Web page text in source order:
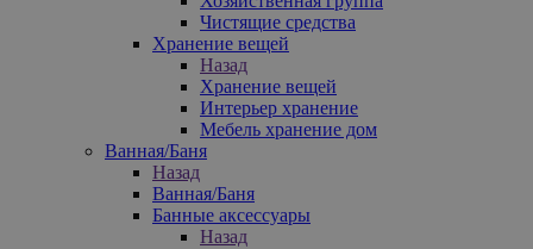
Чистящие средства
Хранение вещей
Назад
Хранение вещей
Интерьер хранение
Мебель хранение дом
Ванная/Баня
Назад
Ванная/Баня
Банные аксессуары
Назад